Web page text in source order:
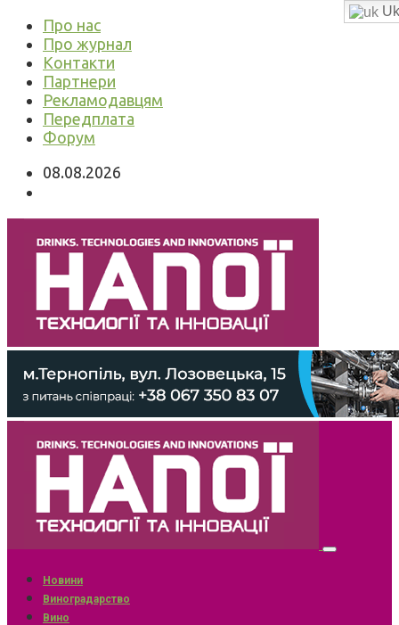
Про нас
Про журнал
Контакти
Партнери
Рекламодавцям
Передплата
Форум
08.08.2026
Новини
Виноградарство
Вино